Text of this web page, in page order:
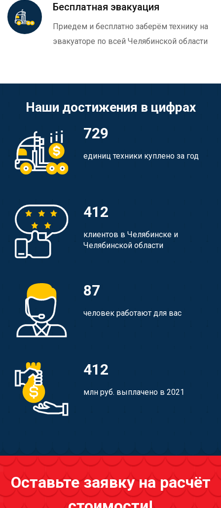
Бесплатная эвакуация
Приедем и бесплатно заберём технику на
эвакуаторе по всей Челябинской области
Наши достижения в цифрах
729
единиц техники куплено за год
412
клиентов в Челябинске и
Челябинской области
87
человек работают для вас
412
млн руб. выплачено в 2021
Оставьте заявку на расчёт